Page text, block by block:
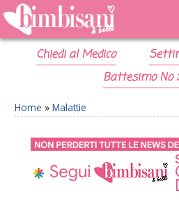
Chiedi al Medico
Battesimo No
Home » Malattie